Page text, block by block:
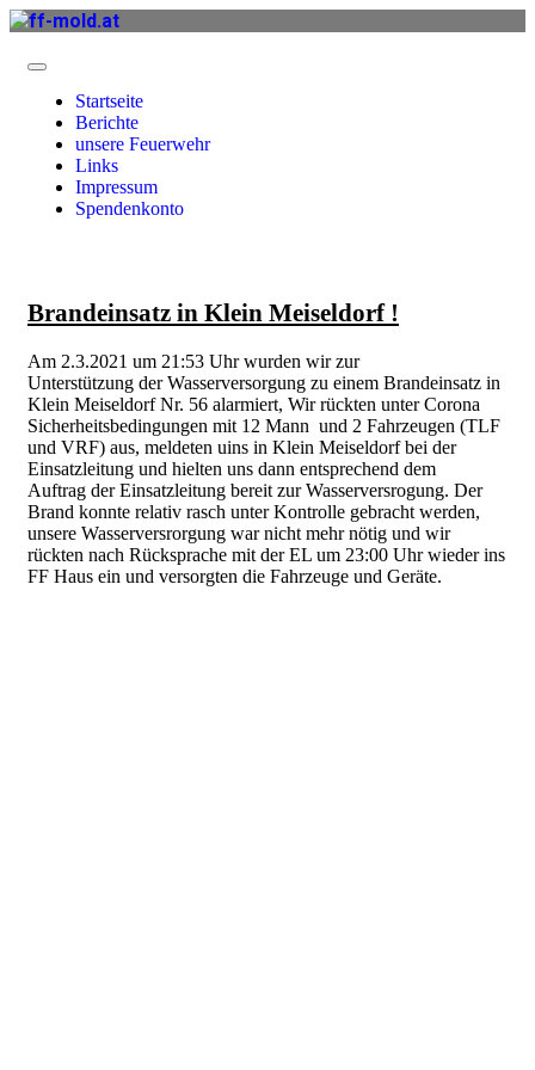
Startseite
Berichte
unsere Feuerwehr
Links
Impressum
Spendenkonto
Brandeinsatz in Klein Meiseldorf !
Am 2.3.2021 um 21:53 Uhr wurden wir zur
Unterstützung der Wasserversorgung zu einem Brandeinsatz in
Klein Meiseldorf Nr. 56 alarmiert, Wir rückten unter Corona
Sicherheitsbedingungen mit 12 Mann und 2 Fahrzeugen (TLF
und VRF) aus, meldeten uins in Klein Meiseldorf bei der
Einsatzleitung und hielten uns dann entsprechend dem
Auftrag der Einsatzleitung bereit zur Wasserversrogung. Der
Brand konnte relativ rasch unter Kontrolle gebracht werden,
unsere Wasserversrorgung war nicht mehr nötig und wir
rückten nach Rücksprache mit der EL um 23:00 Uhr wieder ins
FF Haus ein und versorgten die Fahrzeuge und Geräte.